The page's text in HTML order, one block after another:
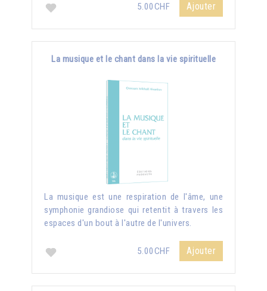
5.00CHF Ajouter
La musique et le chant dans la vie spirituelle
La musique est une respiration de l'âme, une
symphonie grandiose qui retentit à travers les
espaces d'un bout à l'autre de l'univers.
5.00CHF Ajouter